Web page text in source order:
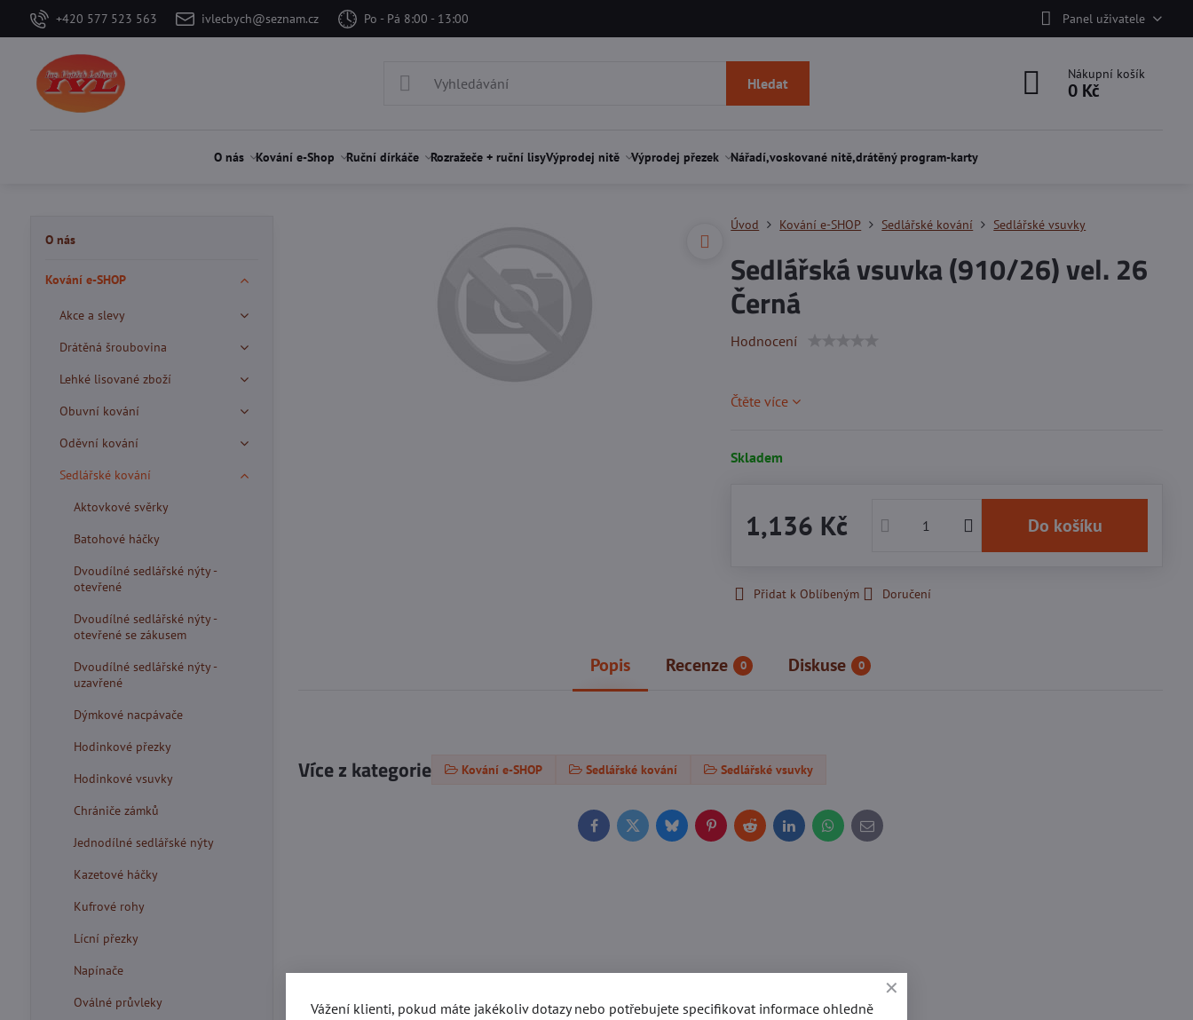
+420 577 523 563 ivlecbych@seznam.cz Po - Pá 8:00 - 13:00 Panel uživatele
Hledat
Nákupní košík
0 Kč
O nás Kování e-Shop Ruční dírkáče Rozražeče + ruční lisyVýprodej nitě Výprodej přezek Nářadí,voskované nitě,drátěný program-karty
Úvod Kování e-SHOP Sedlářské kování Sedlářské vsuvky
Sedlářská vsuvka (910/26) vel. 26
Černá
Hodnocení
Čtěte více
Skladem
1,136 Kč Do košíku
Přidat k Oblíbeným Doručení
Popis Recenze 0 Diskuse 0
Více z kategorie Kování e-SHOP Sedlářské kování Sedlářské vsuvky
FacebookTwitterBlueskyPinterestRedditLinkedInWhatsApp
E-
mail
O nás
Kování e-SHOP
Akce a slevy
Drátěná šroubovina
Lehké lisované zboží
Obuvní kování
Oděvní kování
Sedlářské kování
Aktovkové svěrky
Batohové háčky
Dvoudílné sedlářské nýty -
otevřené
Dvoudílné sedlářské nýty -
otevřené se zákusem
Dvoudílné sedlářské nýty -
uzavřené
Dýmkové nacpávače
Hodinkové přezky
Hodinkové vsuvky
Chrániče zámků
Jednodílné sedlářské nýty
Kazetové háčky
Kufrové rohy
Lícní přezky
Napínače
Oválné průvleky
Vážení klienti, pokud máte jakékoliv dotazy nebo potřebujete specifikovat informace ohledně